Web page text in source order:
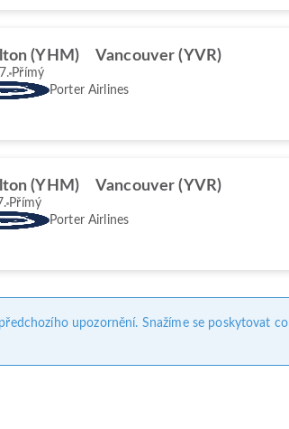
(YHM) Vancouver (YVR)
Přímý
Porter Airlines
(YHM) Vancouver (YVR)
Přímý
Porter Airlines
upozornění. Snažíme se poskytovat co